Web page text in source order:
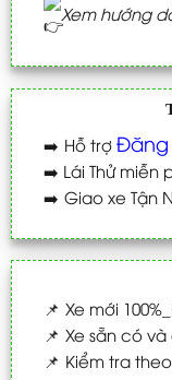
Xem hướng
➡️ Hỗ trợ Đăng
➡️ Lái Thử miễn
➡️ Giao xe Tận
📌 Xe mới
📌 Xe sẵn có
📌 Kiểm tra